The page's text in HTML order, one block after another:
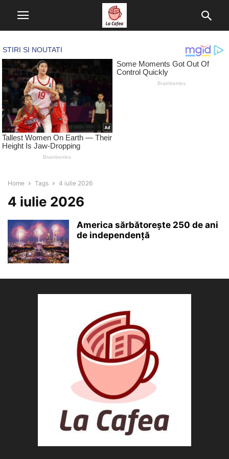
Home Tags 4 iulie 2026
4 iulie 2026
America sărbătorește 250 de ani
de independență